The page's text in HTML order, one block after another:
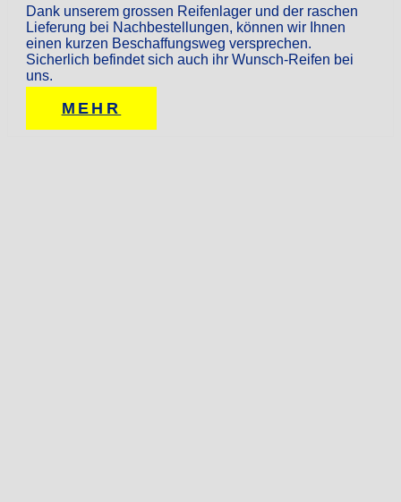
Dank unserem grossen Reifenlager und der raschen
Lieferung bei Nachbestellungen, können wir Ihnen
einen kurzen Beschaffungsweg versprechen.
Sicherlich befindet sich auch ihr Wunsch-Reifen bei
uns.
MEHR